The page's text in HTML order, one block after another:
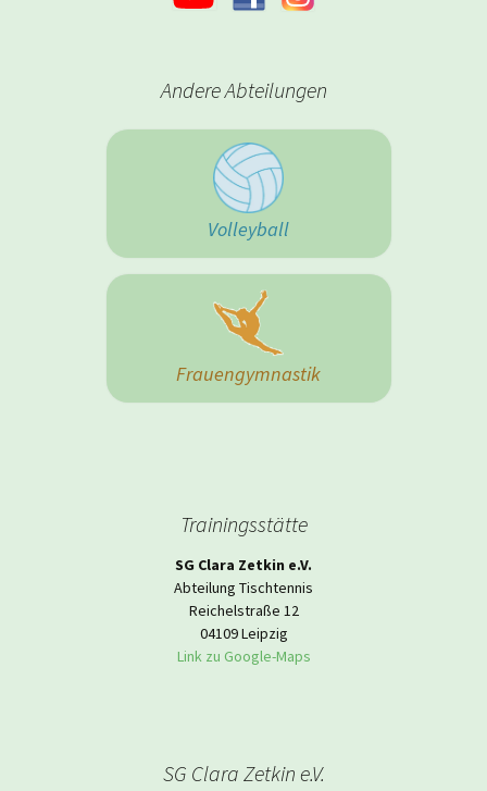
Andere Abteilungen
Volleyball
Frauengymnastik
Trainingsstätte
SG Clara Zetkin e.V.
Abteilung Tischtennis
Reichelstraße 12
04109 Leipzig
Link zu Google-Maps
SG Clara Zetkin e.V.